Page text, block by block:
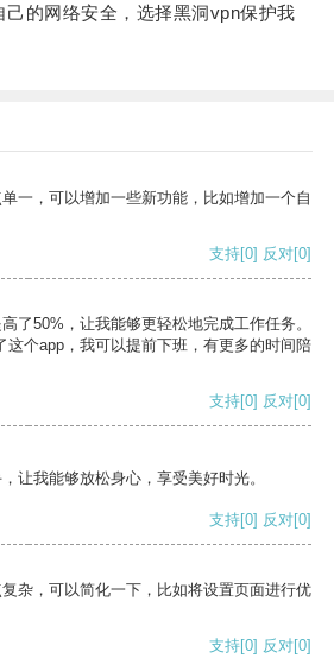
的网络安全，选择黑洞vpn保护我
一，可以增加一些新功能，比如增加一个自
支持[0] 反对[0]
了50%，让我能够更轻松地完成工作任务。
这个app，我可以提前下班，有更多的时间陪
支持[0] 反对[0]
让我能够放松身心，享受美好时光。
支持[0] 反对[0]
杂，可以简化一下，比如将设置页面进行优
支持[0] 反对[0]